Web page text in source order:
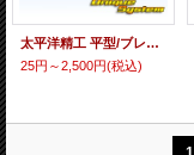
太平洋精工 平型/ブレード型 ヒューズ 40A 橙色
25円～2,500円(税込)